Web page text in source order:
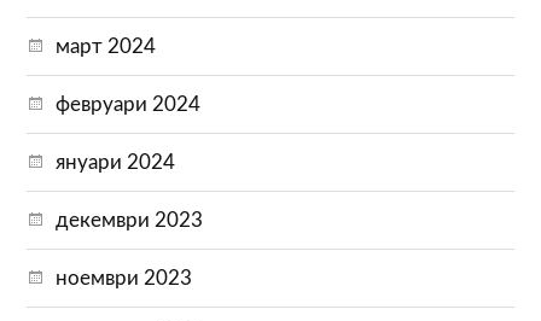
март 2024
февруари 2024
януари 2024
декември 2023
ноември 2023